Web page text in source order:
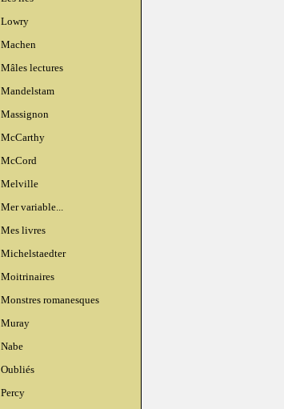
Lowry
Machen
Mâles lectures
Mandelstam
Massignon
McCarthy
McCord
Melville
Mer variable...
Mes livres
Michelstaedter
Moitrinaires
Monstres romanesques
Muray
Nabe
Oubliés
Percy